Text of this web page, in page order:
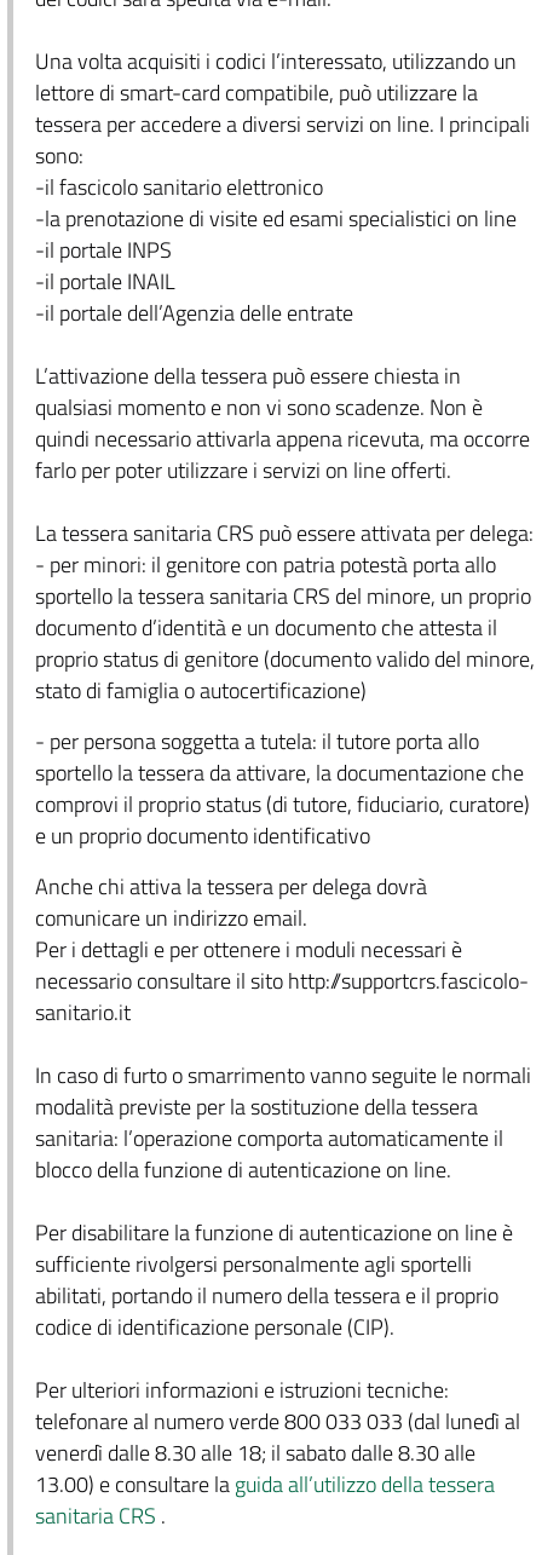
Una volta acquisiti i codici l’interessato, utilizzando un
lettore di smart-card compatibile, può utilizzare la
tessera per accedere a diversi servizi on line. I principali
sono:
-il fascicolo sanitario elettronico
-la prenotazione di visite ed esami specialistici on line
-il portale INPS
-il portale INAIL
-il portale dell’Agenzia delle entrate
L’attivazione della tessera può essere chiesta in
qualsiasi momento e non vi sono scadenze. Non è
quindi necessario attivarla appena ricevuta, ma occorre
farlo per poter utilizzare i servizi on line offerti.
La tessera sanitaria CRS può essere attivata per delega:
- per minori: il genitore con patria potestà porta allo
sportello la tessera sanitaria CRS del minore, un proprio
documento d’identità e un documento che attesta il
proprio status di genitore (documento valido del minore,
stato di famiglia o autocertificazione)
- per persona soggetta a tutela: il tutore porta allo
sportello la tessera da attivare, la documentazione che
comprovi il proprio status (di tutore, fiduciario, curatore)
e un proprio documento identificativo
Anche chi attiva la tessera per delega dovrà
comunicare un indirizzo email.
Per i dettagli e per ottenere i moduli necessari è
necessario consultare il sito http://supportcrs.fascicolo-
sanitario.it
In caso di furto o smarrimento vanno seguite le normali
modalità previste per la sostituzione della tessera
sanitaria: l’operazione comporta automaticamente il
blocco della funzione di autenticazione on line.
Per disabilitare la funzione di autenticazione on line è
sufficiente rivolgersi personalmente agli sportelli
abilitati, portando il numero della tessera e il proprio
codice di identificazione personale (CIP).
Per ulteriori informazioni e istruzioni tecniche:
telefonare al numero verde 800 033 033 (dal lunedì al
venerdì dalle 8.30 alle 18; il sabato dalle 8.30 alle
13.00) e consultare laguida all’utilizzo della tessera
sanitaria CRS .